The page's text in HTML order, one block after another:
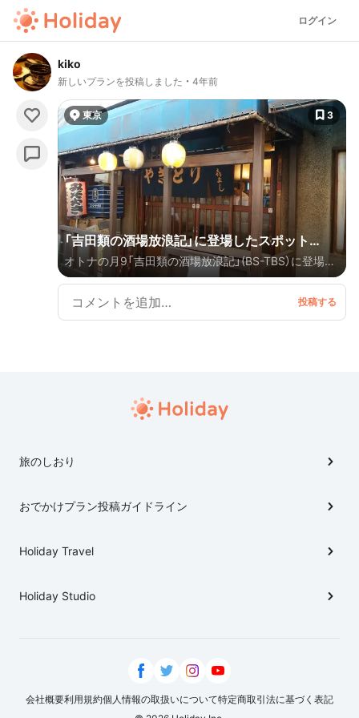
ログイン
kiko
新しいプランを投稿しました 4年前
東京 3
「吉田類の酒場放浪記」に登場したスポット
vol.6
オトナの月9「吉田類の酒場放浪記」(BS-TBS）に登場し
たスポットをまとめてみました！ 「吉田類の酒場放浪
記」公式HP https://bs.tbs.co.jp/sakaba/map/
旅のしおり
おでかけプラン投稿ガイドライン
Holiday Travel
Holiday Studio
会社概要利用規約個人情報の取扱いについて特定商取引法に基づく表記